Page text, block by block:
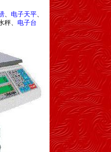
、 电子天平、
秤、
电子台